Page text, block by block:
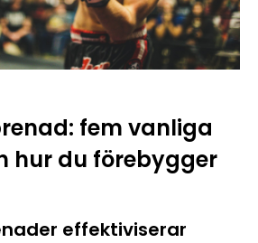
fem vanliga
hur du förebygger
effektiviserar